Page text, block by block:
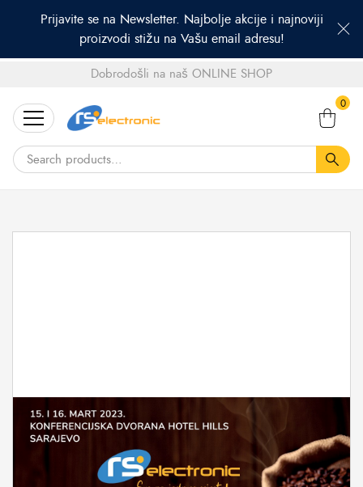
Prijavite se na Newsletter. Najbolje akcije i najnoviji
proizvodi stižu na Vašu email adresu!
Dobrodošli na naš ONLINE SHOP
for:
0